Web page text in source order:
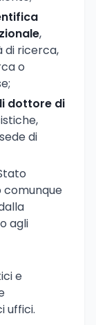
,
ricerca,
o
dottore di
di
comunque
agli
e
uffici.